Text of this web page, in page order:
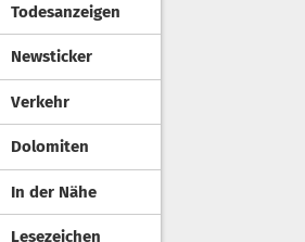
Todesanzeigen
Newsticker
Verkehr
Dolomiten
In der Nähe
Lesezeichen